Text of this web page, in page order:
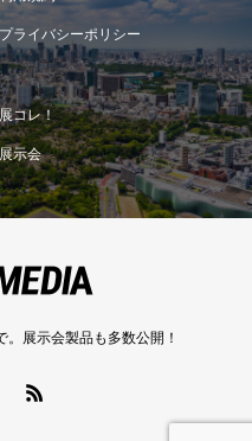
プライバシーポリシー
展コレ！
展示会
展示会製品も多数公開！